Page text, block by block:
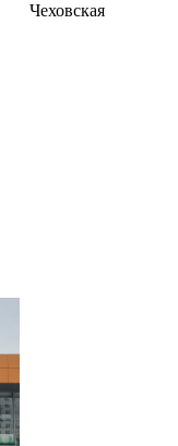
Чеховская